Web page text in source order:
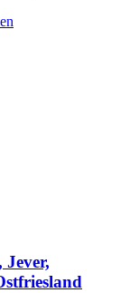
Jever,